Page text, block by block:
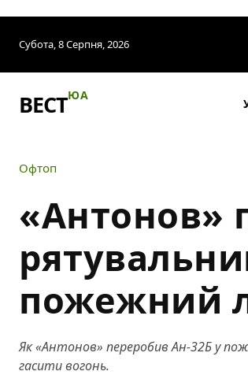
Субота, 8 Серпня, 2026
ВЕСТЮА
Офтоп
«Антонов»
пожежний
Як «Антонов» переробив Ан-32Б у
гасити вогонь.